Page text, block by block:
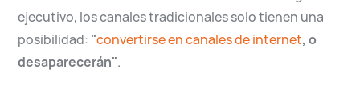
Blog
Acerca de
ejecutivo, los canales tradicionales solo tienen una
posibilidad: "convertirse en canales de internet, o
desaparecerán".